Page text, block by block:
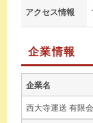
アクセス情報
企業情報
企業名
西大寺運送 有限